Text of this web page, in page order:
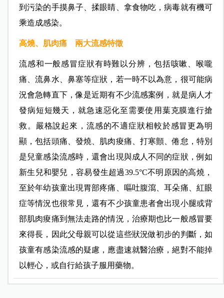
到污染的手摸鼻子、揉眼睛、拿食物吃，病毒就有機可
乘造成感染。
高燒、肌肉痛 兩大流感特徵
流感和一般感冒症狀有時難以分辨，包括咳嗽、喉嚨
痛、流鼻水、鼻塞等症狀，若一時不以為意，很可能病
況會急轉直下，像是近期有不少流感案例，就是病人才
發病短短幾天，就急速惡化至需要使用葉克膜進行搶
救。嚴格說起來，流感的不適症狀相較於感冒更為明
顯，包括頭痛、發燒、肌肉痠痛、打寒顫、倦怠，特別
是兒童感染流感時，還會出現與成人不同的症狀，例如
新生兒和嬰兒，容易發生超過39.5°C不明原因的高燒，
至於年幼孩童出現胃部疼痛、嘔吐腹瀉、耳朵痛、紅眼
症等情況也很常見，還有不少孩童患者會出現小腿或背
部肌肉痠痛到無法走路的情況，治療期也比一般感冒要
來得長，因此父母親可以從這些狀況做初步的判斷，如
孩童有感染流感的疑慮，應盡速就醫治療，絕對不能掉
以輕心，或自行給孩子服用藥物。